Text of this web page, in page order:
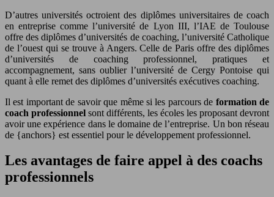
D’autres universités octroient des diplômes universitaires de coach
en entreprise comme l’université de Lyon III, l’IAE de Toulouse
offre des diplômes d’universités de coaching, l’université Catholique
de l’ouest qui se trouve à Angers. Celle de Paris offre des diplômes
d’universités de coaching professionnel, pratiques et
accompagnement, sans oublier l’université de Cergy Pontoise qui
quant à elle remet des diplômes d’universités exécutives coaching.
Il est important de savoir que même si les parcours de formation de
coach professionnel sont différents, les écoles les proposant devront
avoir une expérience dans le domaine de l’entreprise. Un bon réseau
de {anchors} est essentiel pour le développement professionnel.
Les avantages de faire appel à des coachs
professionnels